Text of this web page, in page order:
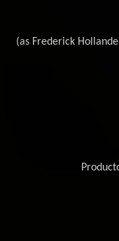
(as Frederick